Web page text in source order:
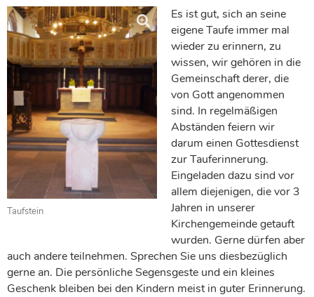
Taufstein
Es ist gut, sich an seine
eigene Taufe immer mal
wieder zu erinnern, zu
wissen, wir gehören in die
Gemeinschaft derer, die
von Gott angenommen
sind. In regelmäßigen
Abständen feiern wir
darum einen Gottesdienst
zur Tauferinnerung.
Eingeladen dazu sind vor
allem diejenigen, die vor 3
Jahren in unserer
Kirchengemeinde getauft
wurden. Gerne dürfen aber
auch andere teilnehmen. Sprechen Sie uns diesbezüglich
gerne an. Die persönliche Segensgeste und ein kleines
Geschenk bleiben bei den Kindern meist in guter Erinnerung.